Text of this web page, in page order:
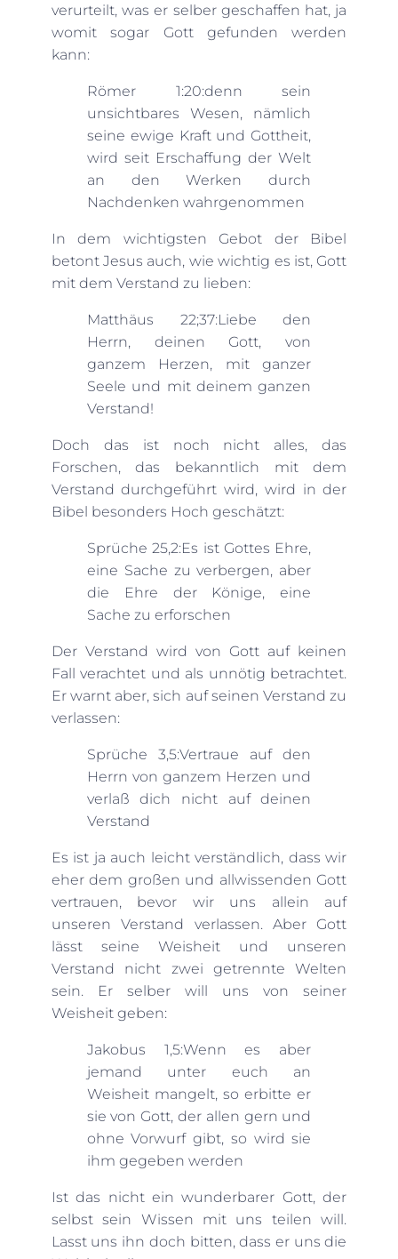
verurteilt, was er selber geschaffen hat, ja
womit sogar Gott gefunden werden
kann:
Römer 1:20:denn sein
unsichtbares Wesen, nämlich
seine ewige Kraft und Gottheit,
wird seit Erschaffung der Welt
an den Werken durch
Nachdenken wahrgenommen
In dem wichtigsten Gebot der Bibel
betont Jesus auch, wie wichtig es ist, Gott
mit dem Verstand zu lieben:
Matthäus 22;37:Liebe den
Herrn, deinen Gott, von
ganzem Herzen, mit ganzer
Seele und mit deinem ganzen
Verstand!
Doch das ist noch nicht alles, das
Forschen, das bekanntlich mit dem
Verstand durchgeführt wird, wird in der
Bibel besonders Hoch geschätzt:
Sprüche 25,2:Es ist Gottes Ehre,
eine Sache zu verbergen, aber
die Ehre der Könige, eine
Sache zu erforschen
Der Verstand wird von Gott auf keinen
Fall verachtet und als unnötig betrachtet.
Er warnt aber, sich auf seinen Verstand zu
verlassen:
Sprüche 3,5:Vertraue auf den
Herrn von ganzem Herzen und
verlaß dich nicht auf deinen
Verstand
Es ist ja auch leicht verständlich, dass wir
eher dem großen und allwissenden Gott
vertrauen, bevor wir uns allein auf
unseren Verstand verlassen. Aber Gott
lässt seine Weisheit und unseren
Verstand nicht zwei getrennte Welten
sein. Er selber will uns von seiner
Weisheit geben:
Jakobus 1,5:Wenn es aber
jemand unter euch an
Weisheit mangelt, so erbitte er
sie von Gott, der allen gern und
ohne Vorwurf gibt, so wird sie
ihm gegeben werden
Ist das nicht ein wunderbarer Gott, der
selbst sein Wissen mit uns teilen will.
Lasst uns ihn doch bitten, dass er uns die